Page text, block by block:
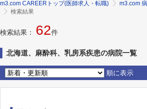
m3.com CAREERトップ(医師求人・転職)
m3.com
検索結果
検索結果： 62件
北海道、麻酔科、乳房系疾患の病院一覧
順に表示